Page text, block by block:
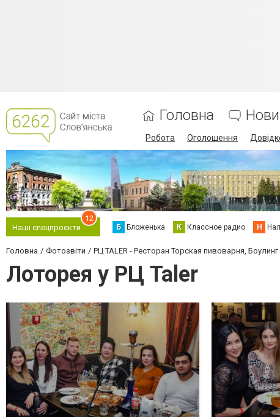
Головна
Робота Оголошення
Наші спецпроєкти
12
Б Бложенька К Классное радио Н
Головна Фотозвіти РЦ TALER - Ресторан Торская пивоварня,
Лоторея у РЦ Taler